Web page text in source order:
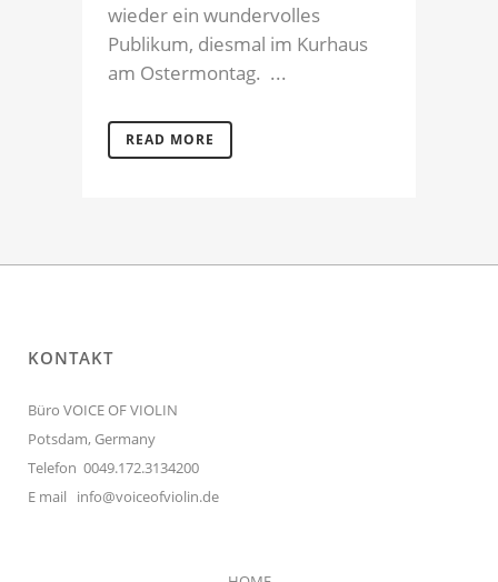
wieder ein wundervolles
Publikum, diesmal im Kurhaus
am Ostermontag. ...
READ MORE
KONTAKT
Büro VOICE OF VIOLIN
Potsdam, Germany
Telefon 0049.172.3134200
E mail info@voiceofviolin.de